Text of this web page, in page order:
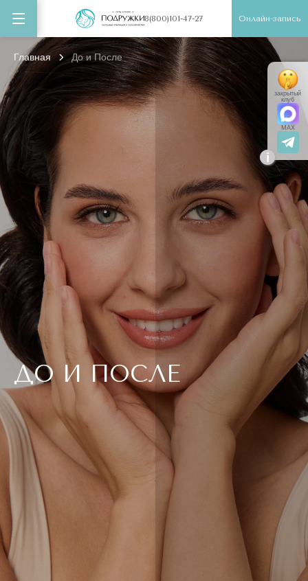
8(800)101-47-27 Онлайн-запись
Главная До и После
ДО И ПОСЛЕ
i
закрытый
клуб
MAX